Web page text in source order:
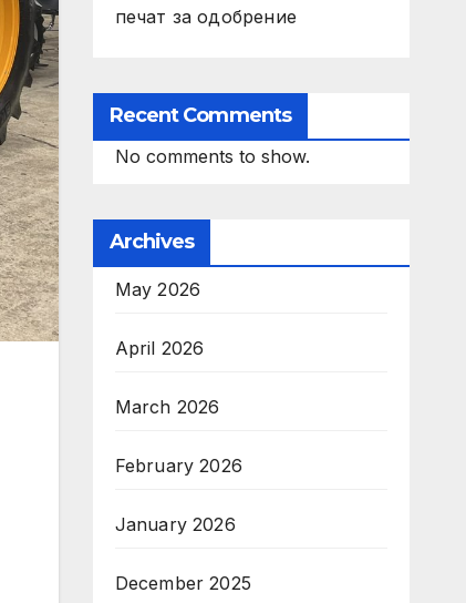
печат за одобрение
Recent Comments
No comments to show.
Archives
May 2026
April 2026
March 2026
February 2026
January 2026
December 2025